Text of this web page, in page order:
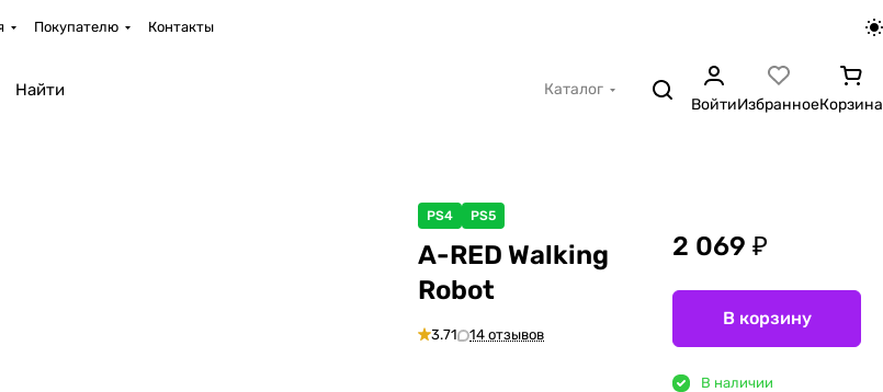
Покупателю Контакты
Каталог
ВойтиИзбранноеКорзина
PS4 PS5
A-RED Walking
Robot
3.71 14 отзывов
2 069 ₽
В корзину
В наличии